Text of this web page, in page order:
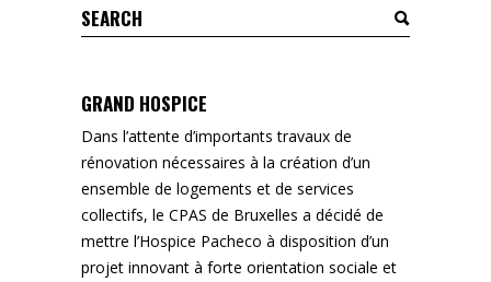
Search
for:
GRAND HOSPICE
Dans l’attente d’importants travaux de
rénovation nécessaires à la création d’un
ensemble de logements et de services
collectifs, le CPAS de Bruxelles a décidé de
mettre l’Hospice Pacheco à disposition d’un
projet innovant à forte orientation sociale et